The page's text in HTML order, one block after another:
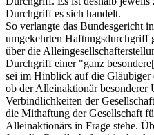
Durchgriff es sich handelt.
So verlangte das Bundesgericht
umgekehrten Haftungsdurchgriff
über die
Durchgriff einer "ganz
sei im Hinblick auf die Gläubiger
ob der Alleinaktionär besonderer
Verbindlichkeiten der
die Mithaftung der Gesellschaft
Alleinaktionärs in Frage stehe.